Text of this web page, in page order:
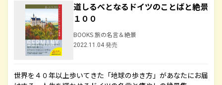
道しるべとなるドイツのことばと絶景
１００
BOOKS 旅の名言＆絶景
2022.11.04 発売
世界を４０年以上歩いてきた「地球の歩き方」があなたにお届